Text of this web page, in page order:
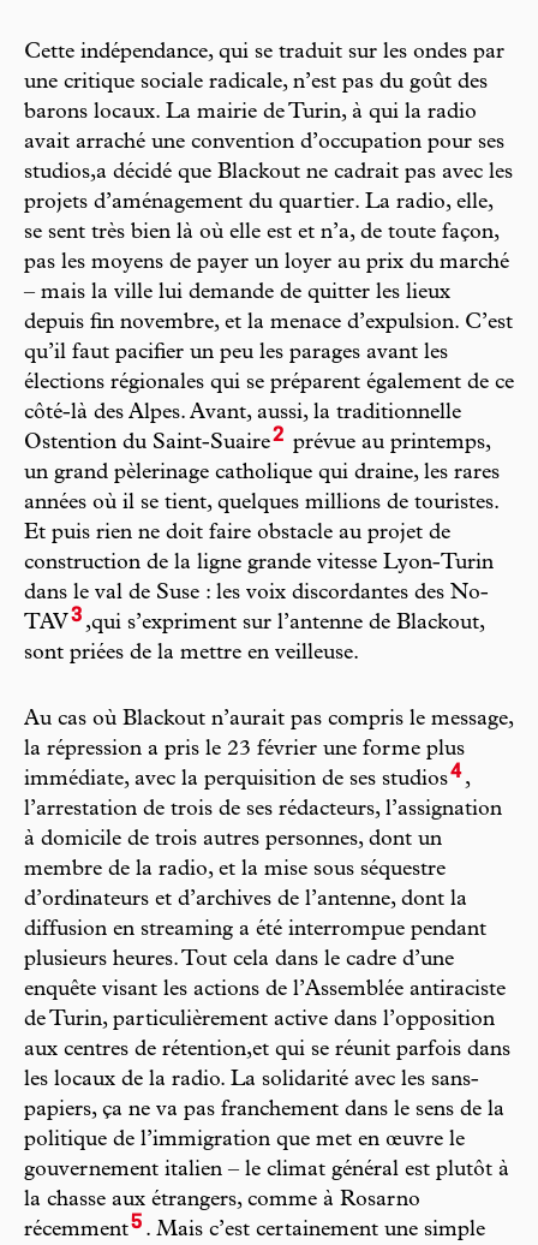
Cette indépendance, qui se traduit sur les ondes par
une critique sociale radicale, n’est pas du goût des
barons locaux. La mairie de Turin, à qui la radio
avait arraché une convention d’occupation pour ses
studios,a décidé que Blackout ne cadrait pas avec les
projets d’aménagement du quartier. La radio, elle,
se sent très bien là où elle est et n’a, de toute façon,
pas les moyens de payer un loyer au prix du marché
– mais la ville lui demande de quitter les lieux
depuis fin novembre, et la menace d’expulsion. C’est
qu’il faut pacifier un peu les parages avant les
élections régionales qui se préparent également de ce
côté-là des Alpes. Avant, aussi, la traditionnelle
Ostention du Saint-Suaire2 prévue au printemps,
un grand pèlerinage catholique qui draine, les rares
années où il se tient, quelques millions de touristes.
Et puis rien ne doit faire obstacle au projet de
construction de la ligne grande vitesse Lyon-Turin
dans le val de Suse : les voix discordantes des No-
TAV 3 ,qui s’expriment sur l’antenne de Blackout,
sont priées de la mettre en veilleuse.
Au cas où Blackout n’aurait pas compris le message,
la répression a pris le 23 février une forme plus
immédiate, avec la perquisition de ses studios4,
l’arrestation de trois de ses rédacteurs, l’assignation
à domicile de trois autres personnes, dont un
membre de la radio, et la mise sous séquestre
d’ordinateurs et d’archives de l’antenne, dont la
diffusion en streaming a été interrompue pendant
plusieurs heures. Tout cela dans le cadre d’une
enquête visant les actions de l’Assemblée antiraciste
de Turin, particulièrement active dans l’opposition
aux centres de rétention,et qui se réunit parfois dans
les locaux de la radio. La solidarité avec les sans-
papiers, ça ne va pas franchement dans le sens de la
politique de l’immigration que met en œuvre le
gouvernement italien – le climat général est plutôt à
la chasse aux étrangers, comme à Rosarno
récemment5 . Mais c’est certainement une simple